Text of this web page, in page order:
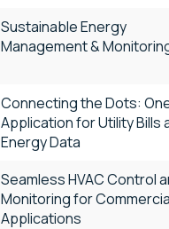
Sustainable Energy
Management &
Connecting the Dots:
Application for Utility Bills
Energy Data
Seamless HVAC Control
Monitoring for
Applications